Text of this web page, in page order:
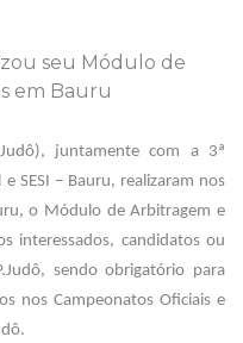
juntamente com a 3ª
SESI – Bauru, realizaram nos
o Módulo de Arbitragem e
interessados, candidatos ou
sendo obrigatório para
nos Campeonatos Oficiais e